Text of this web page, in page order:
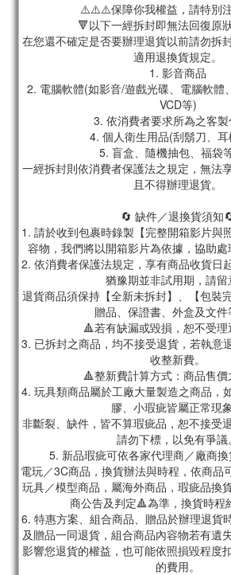
⚠️⚠️⚠️保障你我權益，請特
🔻以下一經拆封即無法回復原
在您還不確定是否要辦理退貨以前請勿拆
適用退換貨規定。
1. 影音商品
2. 電腦軟體(如影音/遊戲光碟、電腦軟體
VCD等)
3. 依消費者要求所為之客
4. 個人衛生用品(刮鬍刀、
5. 盲盒、隨機抽包、福袋
一經拆封則依消費者保護法之規定，無法
且不得辦理退貨。
🔄 缺件／退換貨須知
1. 請於收到包裹時錄製【完整開箱影片與
容物，我們將以開箱影片為依據，協助處
2. 依消費者保護法規定，享有商品收貨日
猶豫期並非試用期，請留
退貨商品須保持【全新未拆封】、【包裝
贈品、保證書、外盒及文件
🔺若有缺漏或毀損，恕不受理
3. 已拆封之商品，均不接受退貨，若執意
收整新費。
🔺整新費計算方式：商品售價
4. 玩具類商品屬於工廠大量製造之商品，
膠、小瑕疵皆屬正常現象
非斷裂、缺件，皆不算瑕疵品，恕不接受
請勿下標，以免有爭議。
5. 新品瑕疵可依各家代理商／廠商
電玩／3C商品，換貨辦法與時程，依商品
玩具／模型商品，屬海外商品，瑕疵品換
商公告及判定🔺為準，換貨時程
6. 特惠方案、組合商品、贈品於辦理退貨
及贈品一同退貨，組合商品內容物若有遺
影響您退貨的權益，也可能依照損毀程度
的費用。